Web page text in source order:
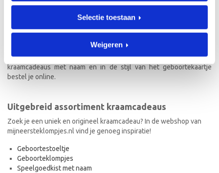
Selectie toestaan
Weigeren
Kraamcadeau met naam
Naast geboorteklompjes vind je op mijneersteklompjes.nl de meest
koffertjes tot speelgoedkistjes en spaarpotjes. Elk kraamcadeau
met naam wordt met de hand geschilderd en is dus uniek! Ook de
kraamcadeaus met naam en in de stijl van het geboortekaartje
bestel je online.
Uitgebreid assortiment kraamcadeaus
Zoek je een uniek en origineel kraamcadeau? In de webshop van
mijneersteklompjes.nl vind je genoeg inspiratie!
Geboortestoeltje
Geboorteklompjes
Speelgoedkist met naam